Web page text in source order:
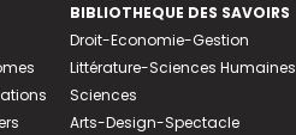
BIBLIOTHEQUE DES SAVOIRS
Droit-Economie-Gestion
Littérature-Sciences Humaines
Sciences
Arts-Design-Spectacle